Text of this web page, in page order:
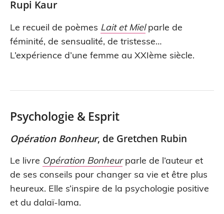
Rupi Kaur
Le recueil de poèmes Lait et Mielparle de
féminité, de sensualité, de tristesse…
L’expérience d’une femme au XXIème siècle.
Psychologie & Esprit
Opération Bonheur, de Gretchen Rubin
Le livre Opération Bonheurparle de l’auteur et
de ses conseils pour changer sa vie et être plus
heureux. Elle s’inspire de la psychologie positive
et du dalaï-lama.